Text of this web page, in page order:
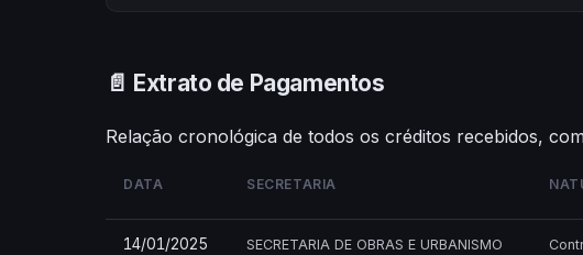
📄 Extrato de Pagamentos
Relação cronológica de todos os créditos recebidos,
DATA SECRETARIA
14/01/2025 SECRETARIA DE OBRAS E URBANISMO